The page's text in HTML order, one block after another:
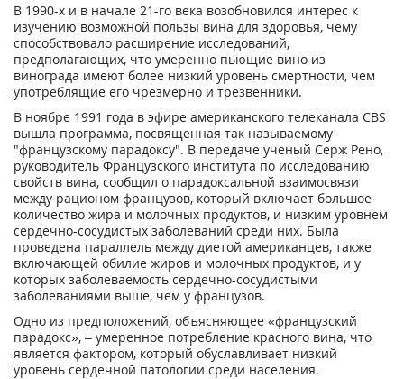
В 1990-х и в начале 21-го века возобновился интерес к
изучению возможной пользы вина для здоровья, чему
способствовало расширение исследований,
предполагающих, что умеренно пьющие вино из
винограда имеют более низкий уровень смертности, чем
употреблящие его чрезмерно и трезвенники.
В ноябре 1991 года в эфире американского телеканала CBS
вышла программа, посвященная так называемому
"французскому парадоксу". В передаче ученый Серж Рено,
руководитель Французского института по исследованию
свойств вина, сообщил о парадоксальной взаимосвязи
между рационом французов, который включает большое
количество жира и молочных продуктов, и низким уровнем
сердечно-сосудистых заболеваний среди них. Была
проведена параллель между диетой американцев, также
включающей обилие жиров и молочных продуктов, и у
которых заболеваемость сердечно-сосудистыми
заболеваниями выше, чем у французов.
Одно из предположений, объясняющее «французский
парадокс», – умеренное потребление красного вина, что
является фактором, который обуславливает низкий
уровень сердечной патологии среди населения.